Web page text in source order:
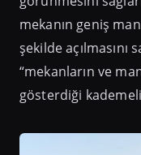
mekanın geniş
şekilde açılmasını
“mekanların ve
gösterdiği